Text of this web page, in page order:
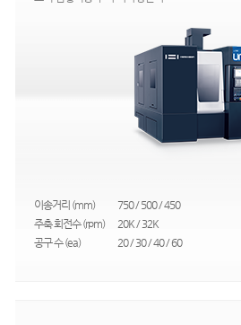
이송거리 (mm)
750 / 500 / 450
주축 회전수 (rpm)
20K / 32K
공구 수 (ea)
20 / 30 / 40 / 60